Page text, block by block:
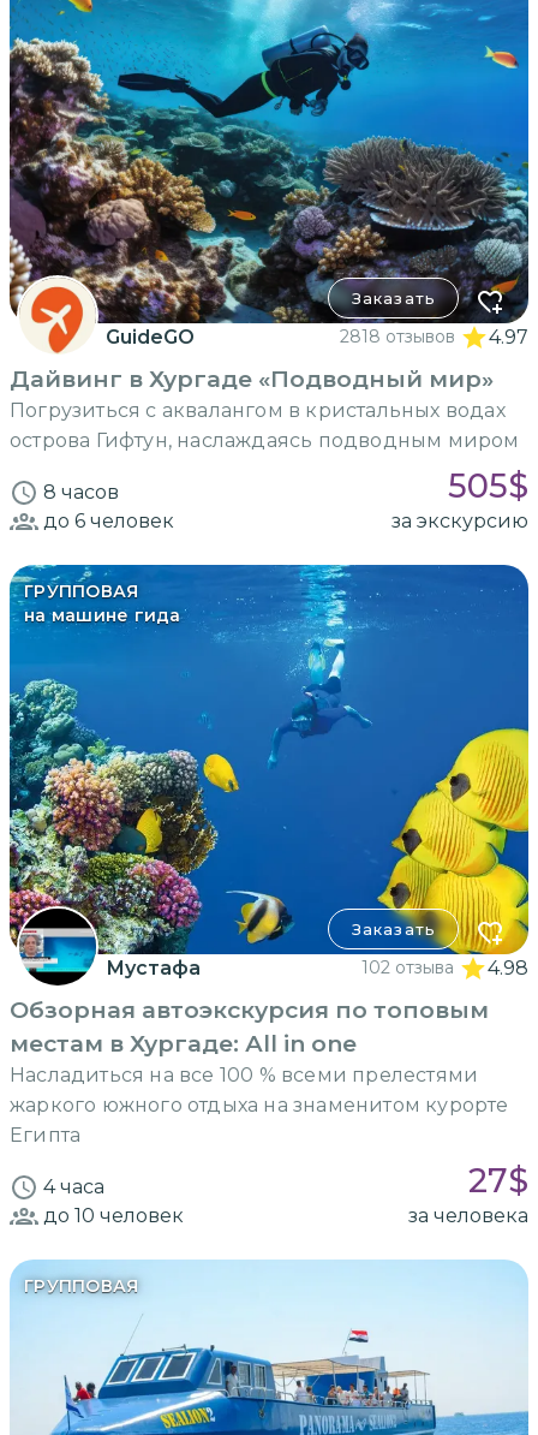
Заказать
GuideGO 2818 отзывов 4.97
Дайвинг в Хургаде «Подводный мир»
Погрузиться с аквалангом в кристальных водах
острова Гифтун, наслаждаясь подводным миром
8 часов 505$
до 6 человек за экскурсию
ГРУППОВАЯ
на машине гида
Заказать
Мустафа 102 отзыва 4.98
Обзорная автоэкскурсия по топовым
местам в Хургаде: Аll in one
Насладиться на все 100 % всеми прелестями
жаркого южного отдыха на знаменитом курорте
Египта
4 часа 27$
до 10 человек за человека
ГРУППОВАЯ